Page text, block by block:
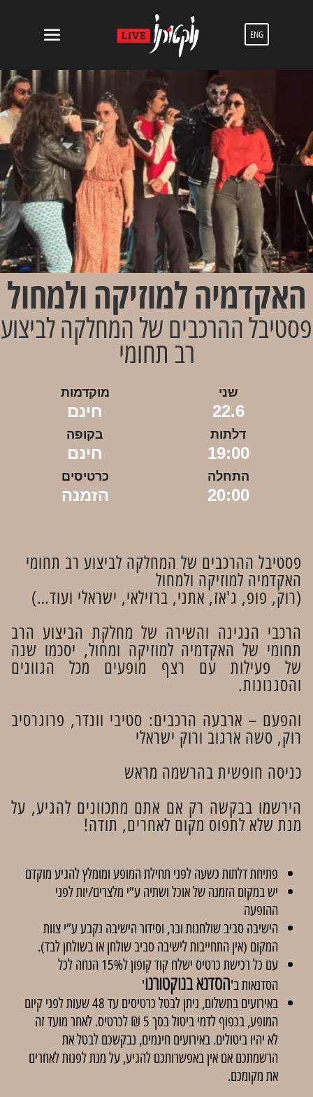
ENG
האקדמיה למוזיקה ולמחול
פסטיבל ההרכבים של המחלקה לביצוע
רב תחומי
שני
22.6
מוקדמות
חינם
דלתות
19:00
בקופה
חינם
התחלה
20:00
כרטיסים
הזמנה
פסטיבל ההרכבים של המחלקה לביצוע רב תחומי
האקדמיה למוזיקה ולמחול
(רוק, פופ, ג'אז, אתני, ברזילאי, ישראלי ועוד…)
הרכבי הנגינה והשירה של מחלקת הביצוע הרב
תחומי של האקדמיה למוזיקה ומחול, יסכמו שנה
של פעילות עם רצף מופעים מכל הגוונים
והסגנונות.
והפעם – ארבעה הרכבים: סטיבי וונדר, פרוגרסיב
רוק, סשה ארגוב ורוק ישראלי
כניסה חופשית בהרשמה מראש
הירשמו בבקשה רק אם אתם מתכוונים להגיע, על
מנת שלא לתפוס מקום לאחרים, תודה!
פתיחת דלתות כשעה לפני תחילת המופע ומומלץ להגיע מוקדם
יש במקום הזמנה של אוכל ושתיה ע”י מלצרים/יות לפני
ההופעה
הישיבה סביב שולחנות ובר, וסידור הישיבה נקבע ע”י צוות
המקום (אין התחייבות לישיבה סביב שולחן או בשולחן לבד).
עם כל רכישת כרטיס ישלח קוד קופון ל15% הנחה לכל
הסדנאות ב'הסדנא בנוקטורנו'
באירועים בתשלום, ניתן לבטל כרטיסים עד 48 שעות לפני קיום
המופע, בכפוף לדמי ביטול בסך 5 ₪ לכרטיס. לאחר מועד זה
לא יהיו ביטולים. באירועים חינמים, נבקשכם לבטל את
הרשמתכם אם אין באפשרותכם להגיע, על מנת לפנות לאחרים
את מקומכם.